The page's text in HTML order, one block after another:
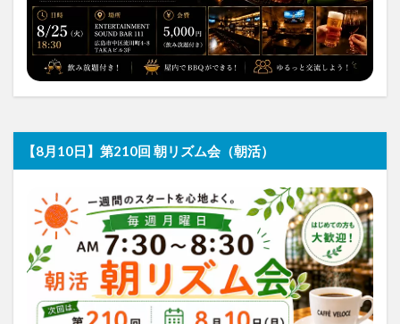
【8月10日】第210回 朝リズム会（朝活）